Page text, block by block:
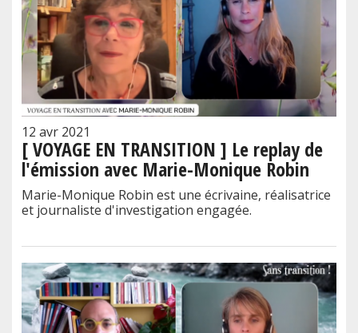
12 avr 2021
[ VOYAGE EN TRANSITION ] Le replay de
l'émission avec Marie-Monique Robin
Marie-Monique Robin est une écrivaine, réalisatrice
et journaliste d'investigation engagée.